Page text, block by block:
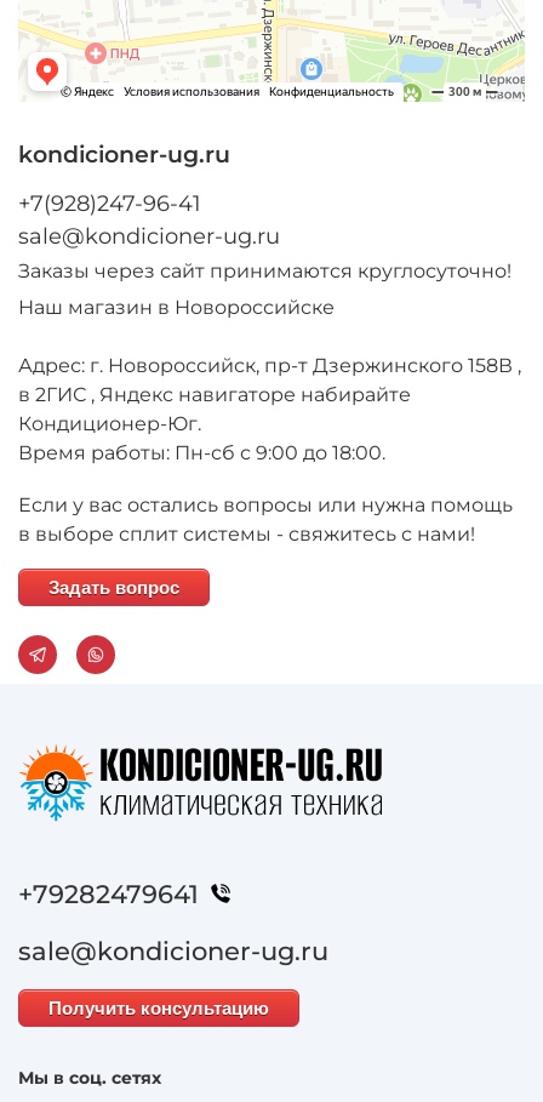
kondicioner-ug.ru
+7(928)247-96-41
sale@kondicioner-ug.ru
Заказы через сайт принимаются круглосуточно!
Наш магазин в Новороссийске
Адрес: г. Новороссийск, пр-т Дзержинского 158В ,
в 2ГИС , Яндекс навигаторе набирайте
Кондиционер-Юг.
Время работы: Пн-сб с 9:00 до 18:00.
Если у вас остались вопросы или нужна помощь
в выборе сплит системы - свяжитесь с нами!
Задать вопрос
+79282479641
sale@kondicioner-ug.ru
Получить консультацию
Мы в соц. сетях